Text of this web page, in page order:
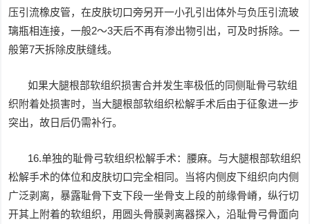
压引流橡皮管，在皮肤切口旁另开一小孔引出体外与负压引流玻
璃瓶相连接，一般2～3天后不再有渗出物引出，可及时拆除。一
般第7天拆除皮肤缝线。
如果大腿根部软组织损害合并发生率极低的同侧耻骨弓软组
织附着处损害时，当大腿根部软组织松解手术后由于征象进一步
突出，故日后仍需补行。
16.单独的耻骨弓软组织松解手术：腰麻。与大腿根部软组织
松解手术的体位和皮肤切口完全相同。当将内侧皮下组织向内侧
广泛剥离，暴露耻骨下支下段一坐骨支上段的前缘骨嵴，纵行切
开其上附着的软组织，用圆头骨膜剥离器探入，沿耻骨弓骨面向